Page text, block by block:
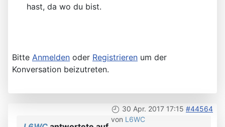
hast, da wo du bist.
Bitte Anmelden oder Registrieren um der
Konversation beizutreten.
30 Apr. 2017 17:15 #44564
von L6WC